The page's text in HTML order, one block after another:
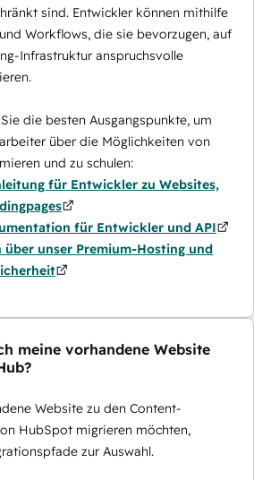
sind. Entwickler können mithilfe
Workflows, die sie bevorzugen, auf
Infrastruktur anspruchsvolle
die besten Ausgangspunkte, um
über die Möglichkeiten von
und zu schulen:
für Entwickler zu Websites,
für Entwickler und API
unser Premium-Hosting und
meine vorhandene Website
Website zu den Content-
HubSpot migrieren möchten,
zur Auswahl.